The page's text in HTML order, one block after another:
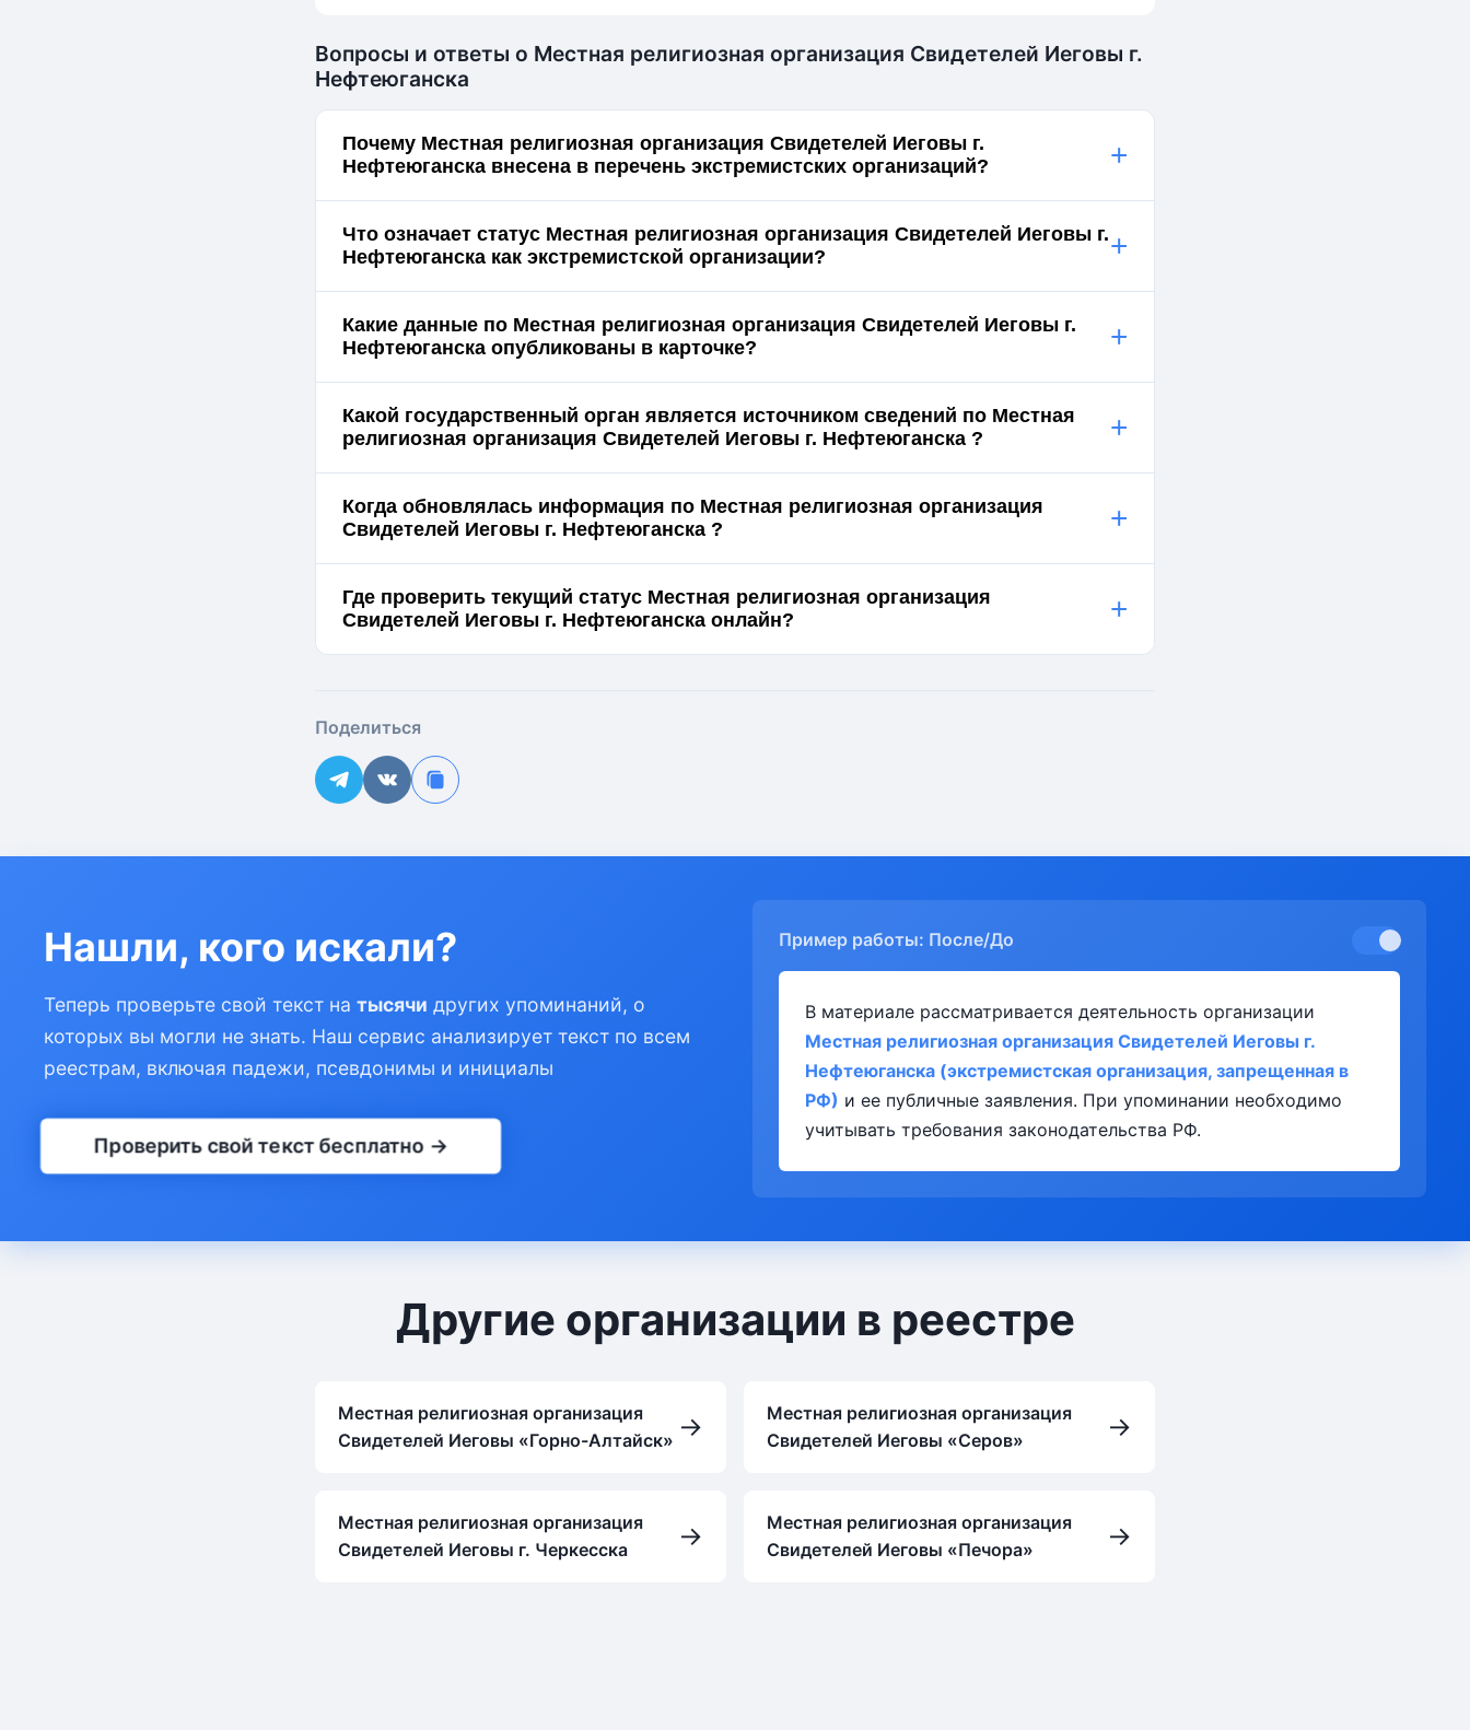
Вопросы и ответы о Местная религиозная организация Свидетелей Иеговы г.
Нефтеюганска
Почему Местная религиозная организация Свидетелей Иеговы г.
Нефтеюганска внесена в перечень экстремистских организаций?
+
Что означает статус Местная религиозная организация Свидетелей Иеговы г.
Нефтеюганска как экстремистской организации?
+
Какие данные по Местная религиозная организация Свидетелей Иеговы г.
Нефтеюганска опубликованы в карточке?
+
Какой государственный орган является источником сведений по Местная
религиозная организация Свидетелей Иеговы г. Нефтеюганска ?
+
Когда обновлялась информация по Местная религиозная организация
Свидетелей Иеговы г. Нефтеюганска ?
+
Где проверить текущий статус Местная религиозная организация
Свидетелей Иеговы г. Нефтеюганска онлайн?
+
Поделиться
Нашли, кого искали?
Теперь проверьте свой текст на тысячи других упоминаний, о
которых вы могли не знать. Наш сервис анализирует текст по всем
реестрам, включая падежи, псевдонимы и инициалы
Проверить свой текст бесплатно →
Пример работы: После/До
В материале рассматривается деятельность организации
Местная религиозная организация Свидетелей Иеговы г.
Нефтеюганска (экстремистская организация, запрещенная в
РФ) и ее публичные заявления. При упоминании необходимо
учитывать требования законодательства РФ.
Другие организации в реестре
Местная религиозная организация
Свидетелей Иеговы «Горно-Алтайск» →
Местная религиозная организация
Свидетелей Иеговы «Серов»
→
Местная религиозная организация
Свидетелей Иеговы г. Черкесска
→
Местная религиозная организация
Свидетелей Иеговы «Печора»
→